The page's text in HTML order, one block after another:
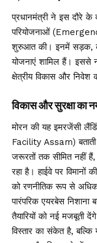
प्रधानमंत्री ने इस दौरे
परियोजनाओं
शुरुआत की। इनमें सड़क,
योजनाएं शामिल हैं। इससे
क्षेत्रीय विकास और निवेश
विकास और सुरक्षा का
मोरन की यह इमरजेंसी
Facility Assam) बताती
जरूरतों तक सीमित नहीं हैं,
रहा है। हाईवे पर
को रणनीतिक रूप से
पारंपरिक एयरबेस
तैयारियों को नई मजबूती
विस्तार का संकेत है, बल्कि